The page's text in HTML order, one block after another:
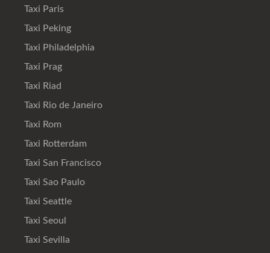
Taxi Paris
Taxi Peking
Taxi Philadelphia
Taxi Prag
Taxi Riad
Taxi Rio de Janeiro
Taxi Rom
Taxi Rotterdam
Taxi San Francisco
Taxi Sao Paulo
Taxi Seattle
Taxi Seoul
Taxi Sevilla